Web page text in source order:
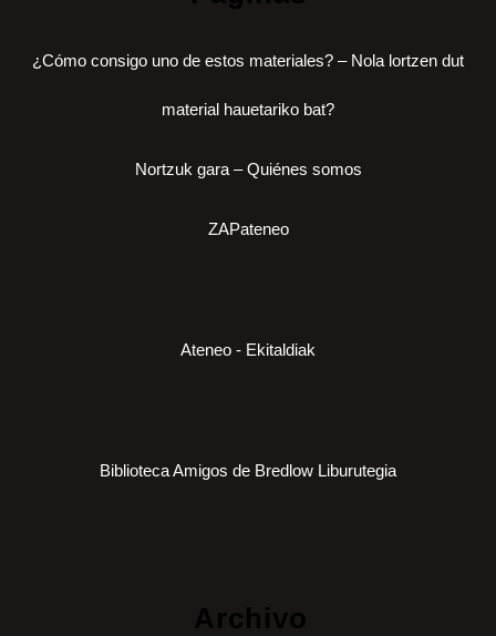
¿Cómo consigo uno de estos materiales? – Nola lortzen dut
material hauetariko bat?
Nortzuk gara – Quiénes somos
ZAPateneo
Ateneo - Ekitaldiak
Biblioteca Amigos de Bredlow Liburutegia
Archivo